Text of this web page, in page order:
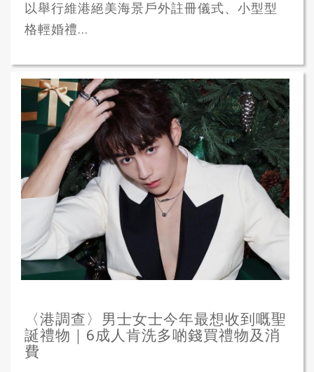
以舉行維港絕美海景戶外註冊儀式、小型型
格輕婚禮...
〈港調查〉男士女士今年最想收到嘅聖
誕禮物｜6成人肯洗多啲錢買禮物及消
費